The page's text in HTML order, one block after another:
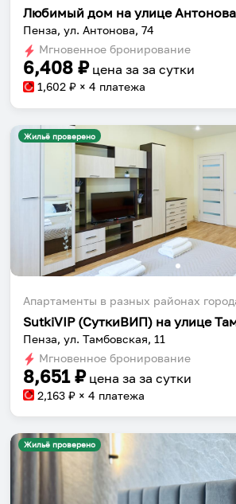
Любимый дом на улице
Пенза, ул. Антонова, 74
Мгновенное бронирование
6,408 ₽ цена за за сутки
1,602 ₽ × 4 платежа
Жильё проверено
Апартаменты в разных районах
Пенза, ул. Тамбовская, 11
Мгновенное бронирование
8,651₽ цена за за сутки
2,163 ₽ × 4 платежа
Жильё проверено